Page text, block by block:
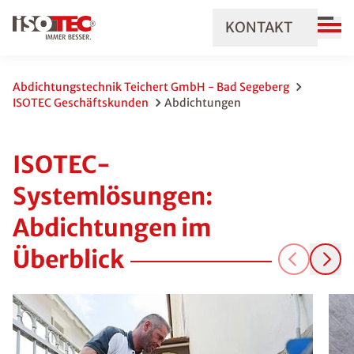
KONTAKT
Abdichtungstechnik Teichert GmbH - Bad Segeberg
ISOTEC Geschäftskunden
Abdichtungen
ISOTEC-
Systemlösungen:
Abdichtungen im
Überblick